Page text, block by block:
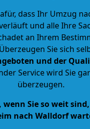
dass Ihr Umzug
und alle Ihre
an Ihrem
Sie sich
und der
Service wird Sie
überzeugen.
wenn Sie so weit
nach Walldorf